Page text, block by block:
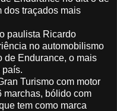
dos traçados mais
paulista Ricardo
no automobilismo
de Endurance, o mais
país.
Turismo com motor
marchas, bólido com
tem como marca